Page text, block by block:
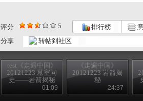
评分 5 排行榜
分享
转帖到社区
test《走遍中国》
20121223 墓室问
史——岩箭揭秘
01:09
《走遍中国》
20121223 岩箭揭
秘
24:37